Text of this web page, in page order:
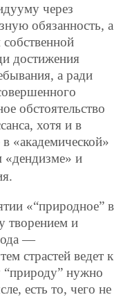
через
обязанность, а
достижения
а ради
обстоятельство
хотя и в
«академической»
«дендизме» и
«“природное” в
творением и
—
страстей ведет к
“природу” нужно
есть то, чего не